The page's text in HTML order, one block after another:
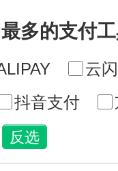
多的支付
云
抖音支付